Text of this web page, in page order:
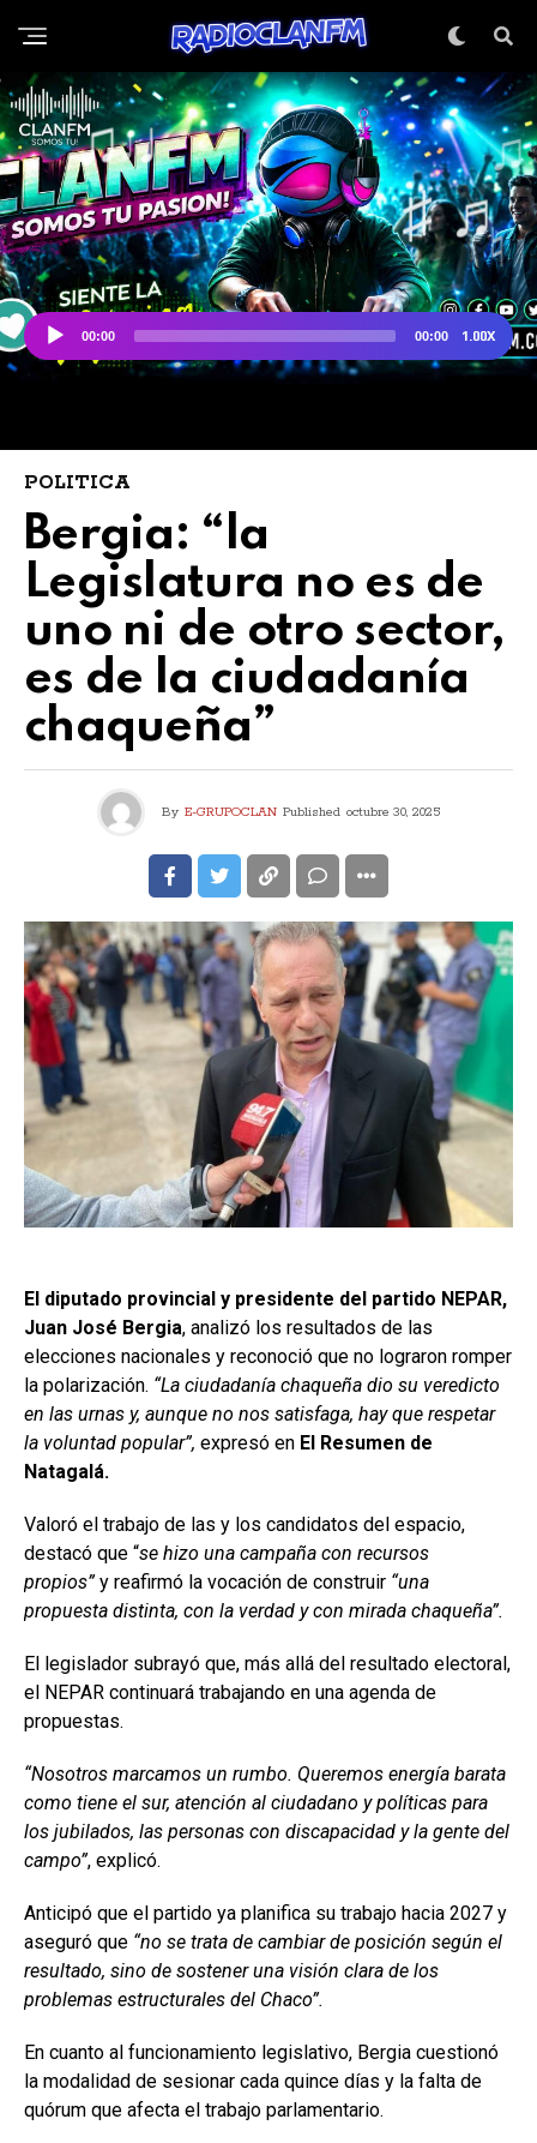
POLITICA
Bergia: “la
Legislatura no es de
uno ni de otro sector,
es de la ciudadanía
chaqueña”
By E-GRUPOCLAN Published octubre 30, 2025
El diputado provincial y presidente del partido NEPAR,
Juan José Bergia, analizó los resultados de las
elecciones nacionales y reconoció que no lograron romper
la polarización. “La ciudadanía chaqueña dio su veredicto
en las urnas y, aunque no nos satisfaga, hay que respetar
la voluntad popular”, expresó en El Resumen de
Natagalá.
Valoró el trabajo de las y los candidatos del espacio,
destacó que “se hizo una campaña con recursos
propios”y reafirmó la vocación de construir “una
propuesta distinta, con la verdad y con mirada chaqueña”.
El legislador subrayó que, más allá del resultado electoral,
el NEPAR continuará trabajando en una agenda de
propuestas.
“Nosotros marcamos un rumbo. Queremos energía barata
como tiene el sur, atención al ciudadano y políticas para
los jubilados, las personas con discapacidad y la gente del
campo”, explicó.
Anticipó que el partido ya planifica su trabajo hacia 2027 y
aseguró que “no se trata de cambiar de posición según el
resultado, sino de sostener una visión clara de los
problemas estructurales del Chaco”.
En cuanto al funcionamiento legislativo, Bergia cuestionó
la modalidad de sesionar cada quince días y la falta de
quórum que afecta el trabajo parlamentario.